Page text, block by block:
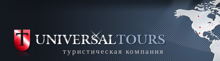
туристическая компания